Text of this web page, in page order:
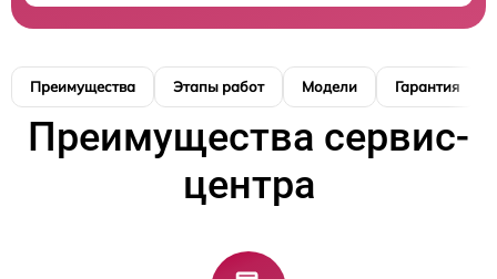
Преимущества Этапы работ Модели Гарантия
Преимущества сервис-
центра